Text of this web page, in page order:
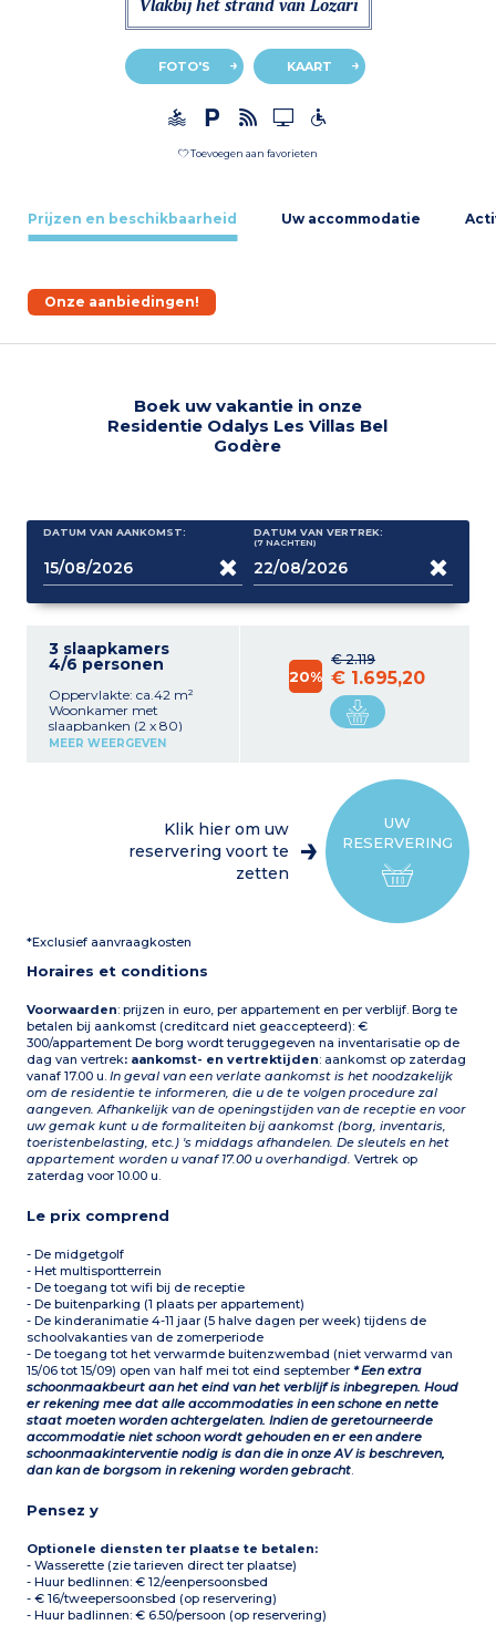
Vlakbij het strand van Lozari
FOTO'S KAART
Toevoegen aan favorieten
Prijzen en beschikbaarheid Uw accommodatie
Onze aanbiedingen!
Boek uw vakantie in onze
Residentie Odalys Les Villas Bel
Godère
DATUM VAN AANKOMST: DATUM VAN VERTREK:
(7 NACHTEN)
3 slaapkamers
4/6 personen
Oppervlakte: ca.42 m²
Woonkamer met
slaapbanken (2 x 80)
Slaapkamer met 1
(keramische kookplaat,
vaatwasser, koelkast,
(genummerd)
MEER WEERGEVEN
€ 2.119
20% € 1.695,20
UW
RESERVERING
Klik hier om uw
reservering voort te
zetten
*Exclusief aanvraagkosten
Horaires et conditions
Voorwaarden: prijzen in euro, per appartement en per verblijf. Borg te
betalen bij aankomst (creditcard niet geaccepteerd): €
300/appartement De borg wordt teruggegeven na inventarisatie op de
dag van vertrek: aankomst- en vertrektijden: aankomst op zaterdag
vanaf 17.00 u.In geval van een verlate aankomst is het noodzakelijk
om de residentie te informeren, die u de te volgen procedure zal
aangeven. Afhankelijk van de openingstijden van de receptie en voor
uw gemak kunt u de formaliteiten bij aankomst (borg, inventaris,
toeristenbelasting, etc.) 's middags afhandelen. De sleutels en het
appartement worden u vanaf 17.00 u overhandigd. Vertrek op
zaterdag voor 10.00 u.
Le prix comprend
- De midgetgolf
- Het multisportterrein
- De toegang tot wifi bij de receptie
- De buitenparking (1 plaats per appartement)
- De kinderanimatie 4-11 jaar (5 halve dagen per week) tijdens de
schoolvakanties van de zomerperiode
- De toegang tot het verwarmde buitenzwembad (niet verwarmd van
15/06 tot 15/09) open van half mei tot eind september* Een extra
schoonmaakbeurt aan het eind van het verblijf is inbegrepen. Houd
er rekening mee dat alle accommodaties in een schone en nette
staat moeten worden achtergelaten. Indien de geretourneerde
accommodatie niet schoon wordt gehouden en er een andere
schoonmaakinterventie nodig is dan die in onze AV is beschreven,
dan kan de borgsom in rekening worden gebracht.
Pensez y
Optionele diensten ter plaatse te betalen:
- Wasserette (zie tarieven direct ter plaatse)
- Huur bedlinnen: € 12/eenpersoonsbed
- € 16/tweepersoonsbed (op reservering)
- Huur badlinnen: € 6.50/persoon (op reservering)